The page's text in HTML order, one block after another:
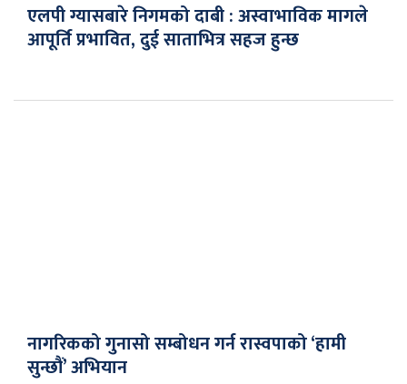
एलपी ग्यासबारे निगमको दाबी : अस्वाभाविक मागले
आपूर्ति प्रभावित, दुई साताभित्र सहज हुन्छ
नागरिकको गुनासो सम्बोधन गर्न रास्वपाको ‘हामी
सुन्छौं’ अभियान